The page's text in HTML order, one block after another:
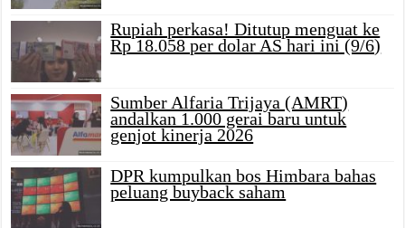
Rupiah perkasa! Ditutup menguat ke
Rp 18.058 per dolar AS hari ini (9/6)
Sumber Alfaria Trijaya (AMRT)
andalkan 1.000 gerai baru untuk
genjot kinerja 2026
DPR kumpulkan bos Himbara bahas
peluang buyback saham